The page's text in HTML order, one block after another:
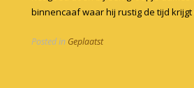
binnencaaf waar hij rustig de tijd
Posted in Geplaatst